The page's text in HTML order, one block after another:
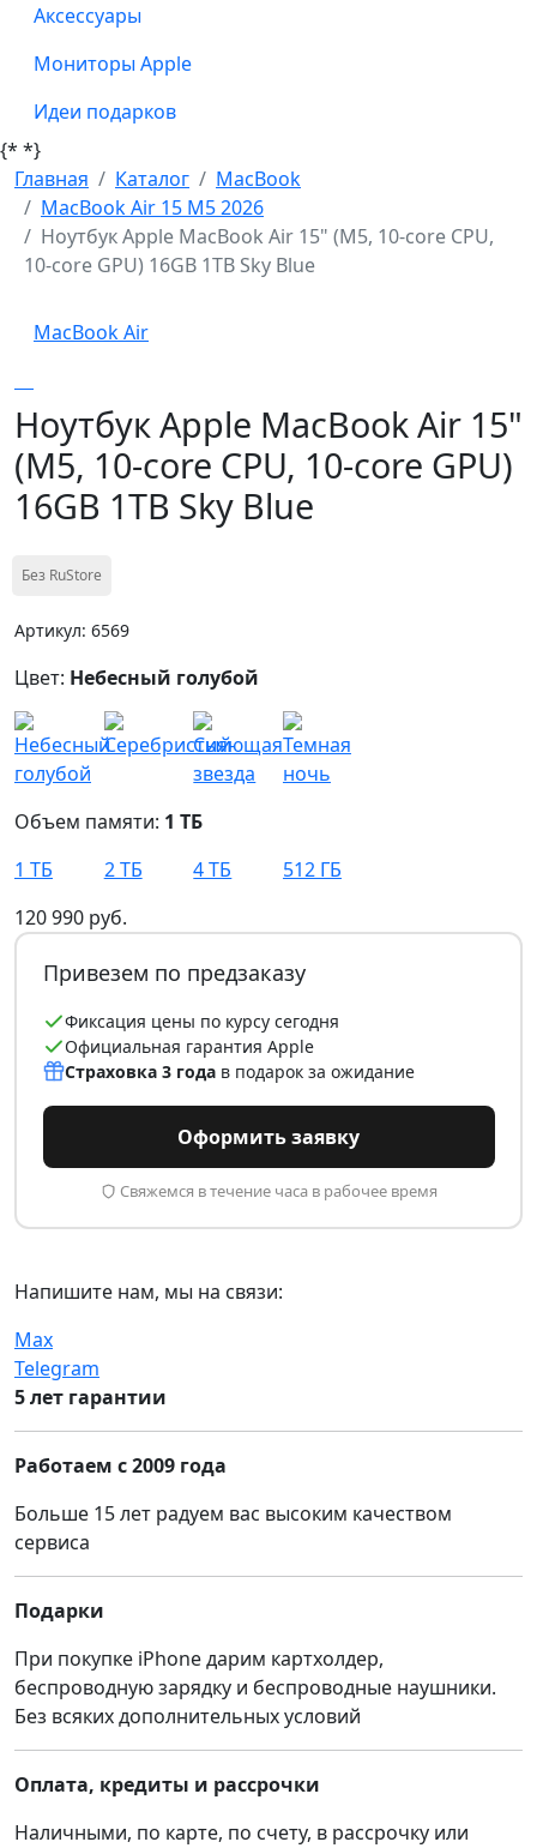
Аксессуары
Мониторы Apple
Идеи подарков
{* *}
Главная
Каталог
MacBook
MacBook Air 15 M5 2026
Ноутбук Apple MacBook Air 15" (M5, 10-core CPU,
10-core GPU) 16GB 1TB Sky Blue
MacBook Air
Ноутбук Apple MacBook Air 15"
(M5, 10-core CPU, 10-core GPU)
16GB 1TB Sky Blue
Без RuStore
Артикул: 6569
Цвет: Небесный голубой
Объем памяти: 1 ТБ
1 ТБ
2 ТБ 4 ТБ
512 ГБ
120 990 руб.
Привезем по предзаказу
Фиксация цены по курсу сегодня
Официальная гарантия Apple
Страховка 3 годав подарок за ожидание
Оформить заявку
Свяжемся в течение часа в рабочее время
Напишите нам, мы на связи:
Max
Telegram
5 лет гарантии
Работаем с 2009 года
Больше 15 лет радуем вас высоким качеством
сервиса
Подарки
При покупке iPhone дарим картхолдер,
беспроводную зарядку и беспроводные наушники.
Без всяких дополнительных условий
Оплата, кредиты и рассрочки
Наличными, по карте, по счету, в рассрочку или